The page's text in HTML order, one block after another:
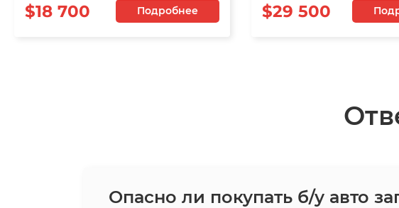
$18 700 Подробнее $29 500
Опасно ли покупать б/у авто